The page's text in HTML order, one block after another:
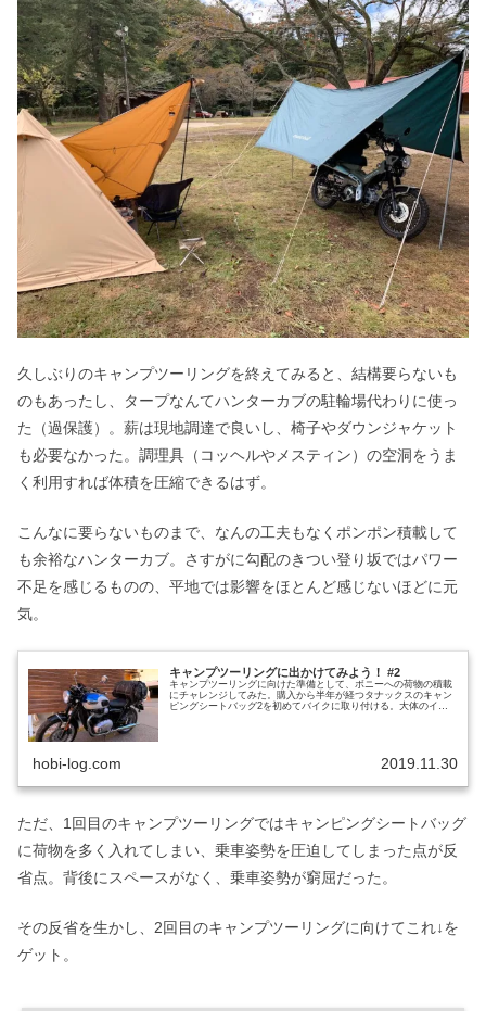
久しぶりのキャンプツーリングを終えてみると、結構要らないも
のもあったし、タープなんてハンターカブの駐輪場代わりに使っ
た（過保護）。薪は現地調達で良いし、椅子やダウンジャケット
も必要なかった。調理具（コッヘルやメスティン）の空洞をうま
く利用すれば体積を圧縮できるはず。
こんなに要らないものまで、なんの工夫もなくポンポン積載して
も余裕なハンターカブ。さすがに勾配のきつい登り坂ではパワー
不足を感じるものの、平地では影響をほとんど感じないほどに元
気。
キャンプツーリングに出かけてみよう！ #2
キャンプツーリングに向けた準備として、ボニーへの荷物の積載
にチャレンジしてみた。購入から半年が経つタナックスのキャン
ピングシートバッグ2を初めてバイクに取り付ける。大体のイメ
hobi-log.com 2019.11.30
ただ、1回目のキャンプツーリングではキャンピングシートバッグ
に荷物を多く入れてしまい、乗車姿勢を圧迫してしまった点が反
省点。背後にスペースがなく、乗車姿勢が窮屈だった。
その反省を生かし、2回目のキャンプツーリングに向けてこれ↓を
ゲット。